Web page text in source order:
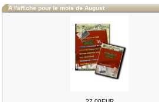
A l'affiche pour le mois de August